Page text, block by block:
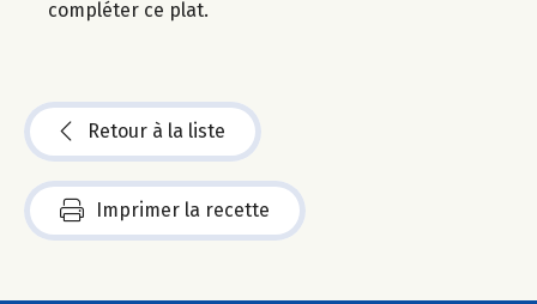
compléter ce plat.
Retour à la liste
Imprimer la recette